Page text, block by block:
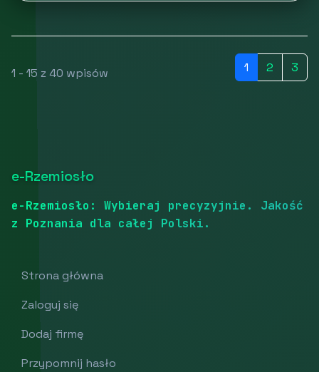
1 - 15 z 40 wpisów 1 2 3
e-Rzemiosło
e-Rzemiosło: Wybieraj precyzyjnie. Jakość
z Poznania dla całej Polski.
Strona główna
Zaloguj się
Dodaj firmę
Przypomnij hasło